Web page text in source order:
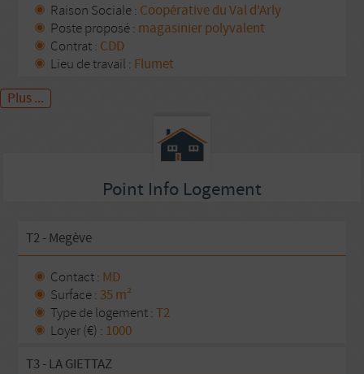
Raison Sociale : Coopérative du Val d'Arly
Poste proposé : magasinier polyvalent
Contrat : CDD
Lieu de travail : Flumet
Plus ...
Point Info Logement
T2 - Megève
Contact : MD
Surface : 35 m²
Type de logement :T2
Loyer (€) : 1000
T3 - LA GIETTAZ